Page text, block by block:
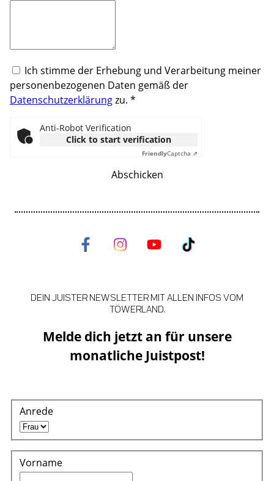
Ich stimme der Erhebung und Verarbeitung meiner
personenbezogenen Daten gemäß der
Datenschutzerklärungzu. *
Anti-Robot Verification
Click to start verification
FriendlyCaptcha ⇗
Abschicken
Melde dich jetzt an für unsere
monatliche Juistpost!
DEIN JUISTER NEWSLETTER MIT ALLEN INFOS VOM
TÖWERLAND.
Anrede
Vorname